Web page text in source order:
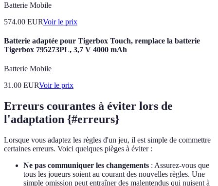
Batterie Mobile
574.00 EURVoir le prix
Batterie adaptée pour Tigerbox Touch, remplace la batterie
Tigerbox 795273PL, 3,7 V 4000 mAh
Batterie Mobile
31.00 EURVoir le prix
Erreurs courantes à éviter lors de
l'adaptation {#erreurs}
Lorsque vous adaptez les règles d'un jeu, il est simple de commettre
certaines erreurs. Voici quelques pièges à éviter :
Ne pas communiquer les changements : Assurez-vous que
tous les joueurs soient au courant des nouvelles règles. Une
simple omission peut entraîner des malentendus qui nuisent à